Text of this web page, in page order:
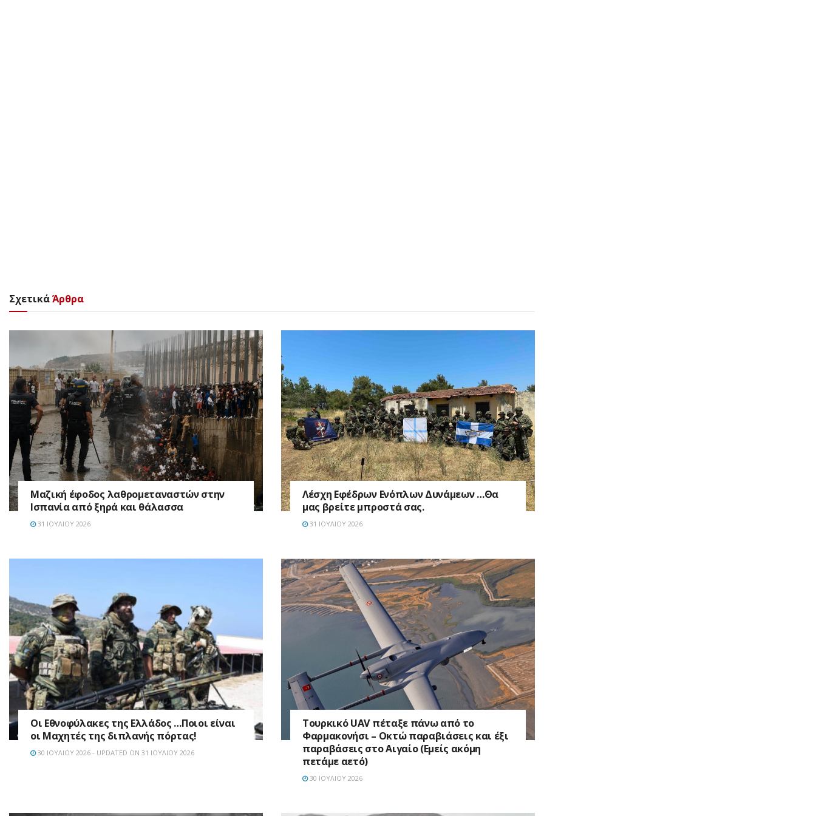
ΣχετικάΆρθρα
Μαζική έφοδος λαθρομεταναστών στην
Ισπανία από ξηρά και θάλασσα
31 ΙΟΥΛΊΟΥ 2026
Λέσχη Εφέδρων Ενόπλων Δυνάμεων …Θα
μας βρείτε μπροστά σας.
31 ΙΟΥΛΊΟΥ 2026
Οι Εθνοφύλακες της Ελλάδος …Ποιοι είναι
οι Μαχητές της διπλανής πόρτας!
30 ΙΟΥΛΊΟΥ 2026 - UPDATED ON 31 ΙΟΥΛΊΟΥ 2026
Τουρκικό UAV πέταξε πάνω από το
Φαρμακονήσι – Οκτώ παραβιάσεις και έξι
παραβάσεις στο Αιγαίο (Εμείς ακόμη
πετάμε αετό)
30 ΙΟΥΛΊΟΥ 2026